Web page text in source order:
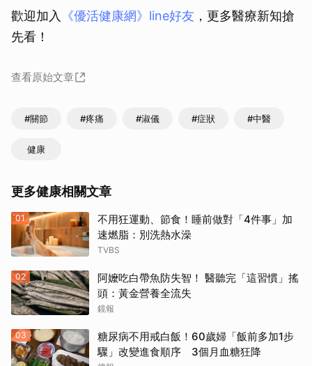
歡迎加入 《優活健康網》line好友 ，更多醫療新知搶
先看！
查看原始文章
#關節 #疼痛 #淑儀 #症狀 #中醫
健康
更多健康相關文章
01
不用狂運動、節食！睡前做對「4件事」加
速燃脂：別洗熱水澡
TVBS
02
阿嬤吃白帶魚防失智！ 醫聽完「這習慣」搖
頭：黃金營養全流失
鏡報
03
糖尿病不用戒白飯！60歲婦「飯前多加1步
驟」改變進食順序 3個月血糖狂降